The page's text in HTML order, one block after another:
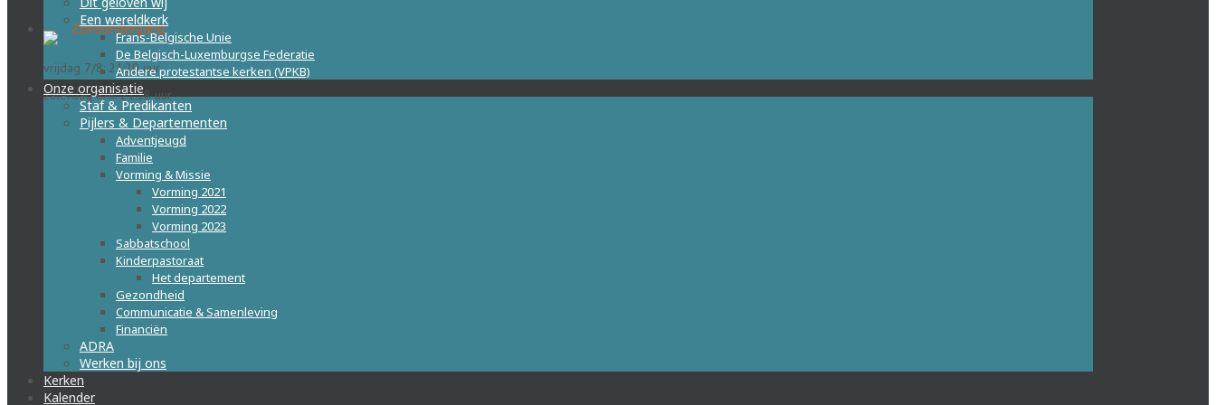
Zonsondergang
vrijdag 7/8: 21:20 uur
zaterdag 8/8: 21:18 uur
Een wereldkerk
Frans-Belgische Unie
De Belgisch-Luxemburgse Federatie
Andere protestantse kerken (VPKB)
Onze organisatie
Staf & Predikanten
Pijlers & Departementen
Adventjeugd
Familie
Vorming & Missie
Vorming 2021
Vorming 2022
Vorming 2023
Sabbatschool
Kinderpastoraat
Het departement
Gezondheid
Communicatie & Samenleving
Financiën
ADRA
Werken bij ons
Kerken
Kalender